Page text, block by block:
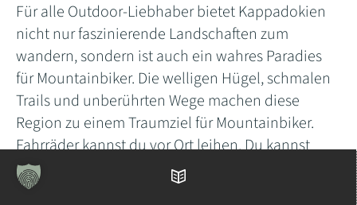
Für alle Outdoor-Liebhaber bietet Kappadokien
nicht nur faszinierende Landschaften zum
wandern, sondern ist auch ein wahres Paradies
für Mountainbiker. Die welligen Hügel, schmalen
Trails und unberührten Wege machen diese
Region zu einem Traumziel für Mountainbiker.
Fahrräder kannst du vor Ort leihen. Du kannst
auch einen Guide buchen, der dir die
atemberaubende Kulisse auf zwei Rädern näher
Inhaltsverzeichnis